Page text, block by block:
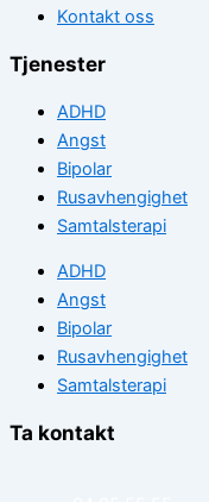
Kontakt oss
Tjenester
ADHD
Angst
Bipolar
Rusavhengighet
Samtalsterapi
ADHD
Angst
Bipolar
Rusavhengighet
Samtalsterapi
Ta kontakt